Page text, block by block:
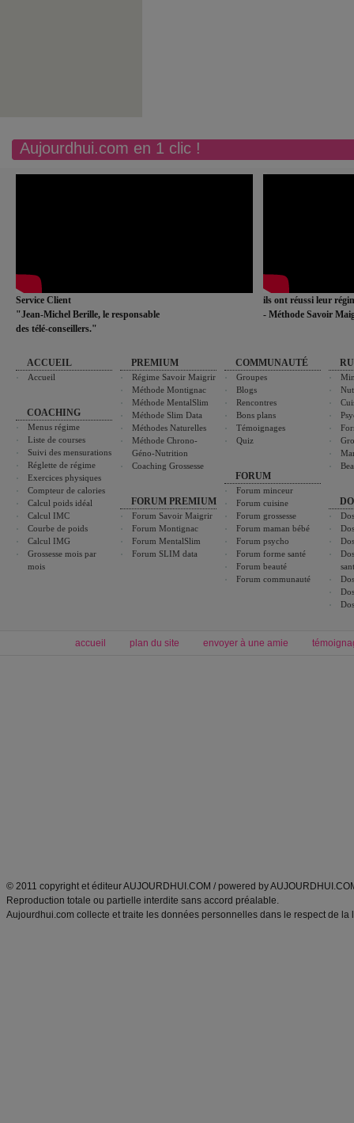
Aujourdhui.com en 1 clic !
Service Client
"Jean-Michel Berille, le responsable
des télé-conseillers."
ils ont réussi leur
- Méthode Savoir
ACCUEIL
Accueil
COACHING
Menus régime
Liste de courses
Suivi des mensurations
Réglette de régime
Exercices physiques
Compteur de calories
Calcul poids idéal
Calcul IMC
Courbe de poids
Calcul IMG
Grossesse mois par
mois
PREMIUM
Régime Savoir Maigrir
Méthode Montignac
Méthode MentalSlim
Méthode Slim Data
Méthodes Naturelles
Méthode Chrono-
Géno-Nutrition
Coaching Grossesse
FORUM PREMIUM
Forum Savoir Maigrir
Forum Montignac
Forum MentalSlim
Forum SLIM data
COMMUNAUTÉ
Groupes
Blogs
Rencontres
Bons plans
Témoignages
Quiz
FORUM
Forum minceur
Forum cuisine
Forum grossesse
Forum maman bébé
Forum psycho
Forum forme santé
Forum beauté
Forum communauté
accueil plan du site envoyer à une amie
© 2011 copyright et éditeur AUJOURDHUI.COM / powered by
Reproduction totale ou partielle interdite sans accord préalable.
Aujourdhui.com collecte et traite les données personnelles dans le respect de